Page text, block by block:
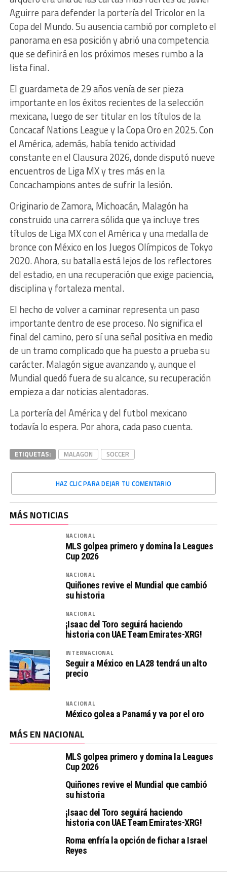
Aguirre para defender la portería del Tricolor en la
Copa del Mundo. Su ausencia cambió por completo el
panorama en esa posición y abrió una competencia
que se definirá en los próximos meses rumbo a la
lista final.
El guardameta de 29 años venía de ser pieza
importante en los éxitos recientes de la selección
mexicana, luego de ser titular en los títulos de la
Concacaf Nations League y la Copa Oro en 2025. Con
el América, además, había tenido actividad
constante en el Clausura 2026, donde disputó nueve
encuentros de Liga MX y tres más en la
Concachampions antes de sufrir la lesión.
Originario de Zamora, Michoacán, Malagón ha
construido una carrera sólida que ya incluye tres
títulos de Liga MX con el América y una medalla de
bronce con México en los Juegos Olímpicos de Tokyo
2020. Ahora, su batalla está lejos de los reflectores
del estadio, en una recuperación que exige paciencia,
disciplina y fortaleza mental.
El hecho de volver a caminar representa un paso
importante dentro de ese proceso. No significa el
final del camino, pero sí una señal positiva en medio
de un tramo complicado que ha puesto a prueba su
carácter. Malagón sigue avanzando y, aunque el
Mundial quedó fuera de su alcance, su recuperación
empieza a dar noticias alentadoras.
La portería del América y del futbol mexicano
todavía lo espera. Por ahora, cada paso cuenta.
ETIQUETAS: MALAGON SOCCER
HAZ CLIC PARA DEJAR TU COMENTARIO
MÁS NOTICIAS
NACIONAL
MLS golpea primero y domina la Leagues
Cup 2026
NACIONAL
Quiñones revive el Mundial que cambió
su historia
NACIONAL
¡Isaac del Toro seguirá haciendo
historia con UAE Team Emirates-XRG!
INTERNACIONAL
Seguir a México en LA28 tendrá un alto
precio
NACIONAL
México golea a Panamá y va por el oro
MÁS EN NACIONAL
MLS golpea primero y domina la Leagues
Cup 2026
Quiñones revive el Mundial que cambió
su historia
¡Isaac del Toro seguirá haciendo
historia con UAE Team Emirates-XRG!
Roma enfría la opción de fichar a Israel
Reyes